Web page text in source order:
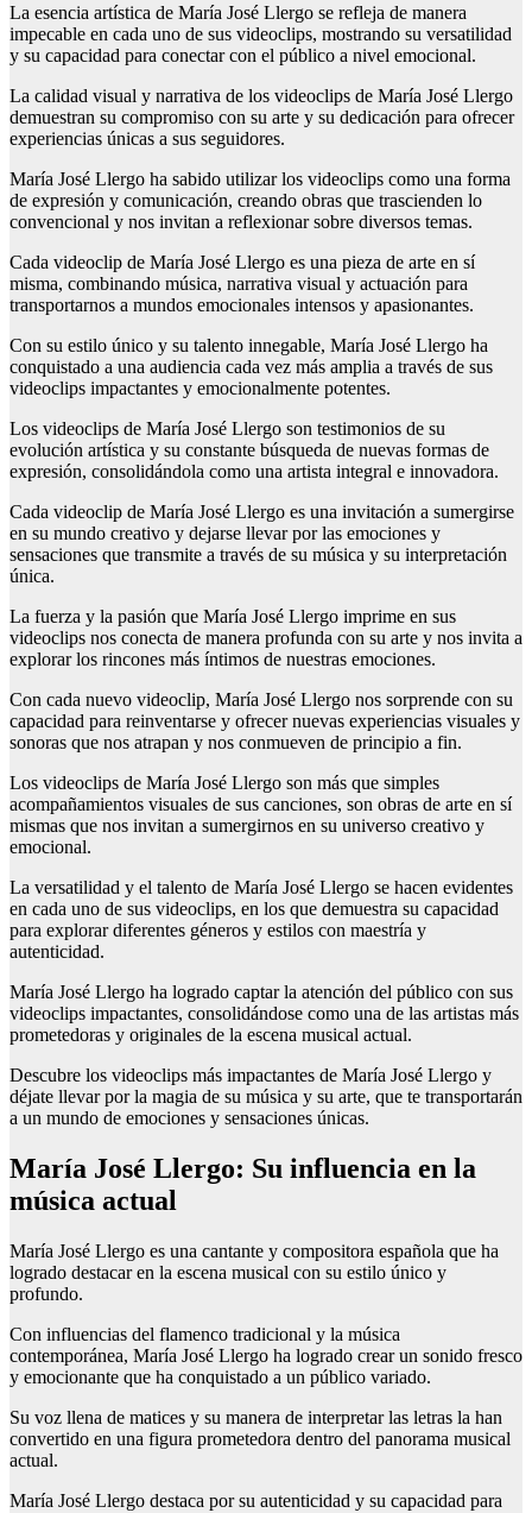
La esencia artística de María José Llergo se refleja de manera
impecable en cada uno de sus videoclips, mostrando su versatilidad
y su capacidad para conectar con el público a nivel emocional.
La calidad visual y narrativa de los videoclips de María José Llergo
demuestran su compromiso con su arte y su dedicación para ofrecer
experiencias únicas a sus seguidores.
María José Llergo ha sabido utilizar los videoclips como una forma
de expresión y comunicación, creando obras que trascienden lo
convencional y nos invitan a reflexionar sobre diversos temas.
Cada videoclip de María José Llergo es una pieza de arte en sí
misma, combinando música, narrativa visual y actuación para
transportarnos a mundos emocionales intensos y apasionantes.
Con su estilo único y su talento innegable, María José Llergo ha
conquistado a una audiencia cada vez más amplia a través de sus
videoclips impactantes y emocionalmente potentes.
Los videoclips de María José Llergo son testimonios de su
evolución artística y su constante búsqueda de nuevas formas de
expresión, consolidándola como una artista integral e innovadora.
Cada videoclip de María José Llergo es una invitación a sumergirse
en su mundo creativo y dejarse llevar por las emociones y
sensaciones que transmite a través de su música y su interpretación
única.
La fuerza y la pasión que María José Llergo imprime en sus
videoclips nos conecta de manera profunda con su arte y nos invita a
explorar los rincones más íntimos de nuestras emociones.
Con cada nuevo videoclip, María José Llergo nos sorprende con su
capacidad para reinventarse y ofrecer nuevas experiencias visuales y
sonoras que nos atrapan y nos conmueven de principio a fin.
Los videoclips de María José Llergo son más que simples
acompañamientos visuales de sus canciones, son obras de arte en sí
mismas que nos invitan a sumergirnos en su universo creativo y
emocional.
La versatilidad y el talento de María José Llergo se hacen evidentes
en cada uno de sus videoclips, en los que demuestra su capacidad
para explorar diferentes géneros y estilos con maestría y
autenticidad.
María José Llergo ha logrado captar la atención del público con sus
videoclips impactantes, consolidándose como una de las artistas más
prometedoras y originales de la escena musical actual.
Descubre los videoclips más impactantes de María José Llergo y
déjate llevar por la magia de su música y su arte, que te transportarán
a un mundo de emociones y sensaciones únicas.
María José Llergo: Su influencia en la
música actual
María José Llergo es una cantante y compositora española que ha
logrado destacar en la escena musical con su estilo único y
profundo.
Con influencias del flamenco tradicional y la música
contemporánea, María José Llergo ha logrado crear un sonido fresco
y emocionante que ha conquistado a un público variado.
Su voz llena de matices y su manera de interpretar las letras la han
convertido en una figura prometedora dentro del panorama musical
actual.
María José Llergo destaca por su autenticidad y su capacidad para